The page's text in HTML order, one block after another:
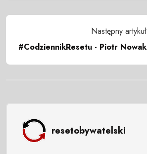
Następny artykuł
#CodziennikResetu - Piotr Nowak
resetobywatelski